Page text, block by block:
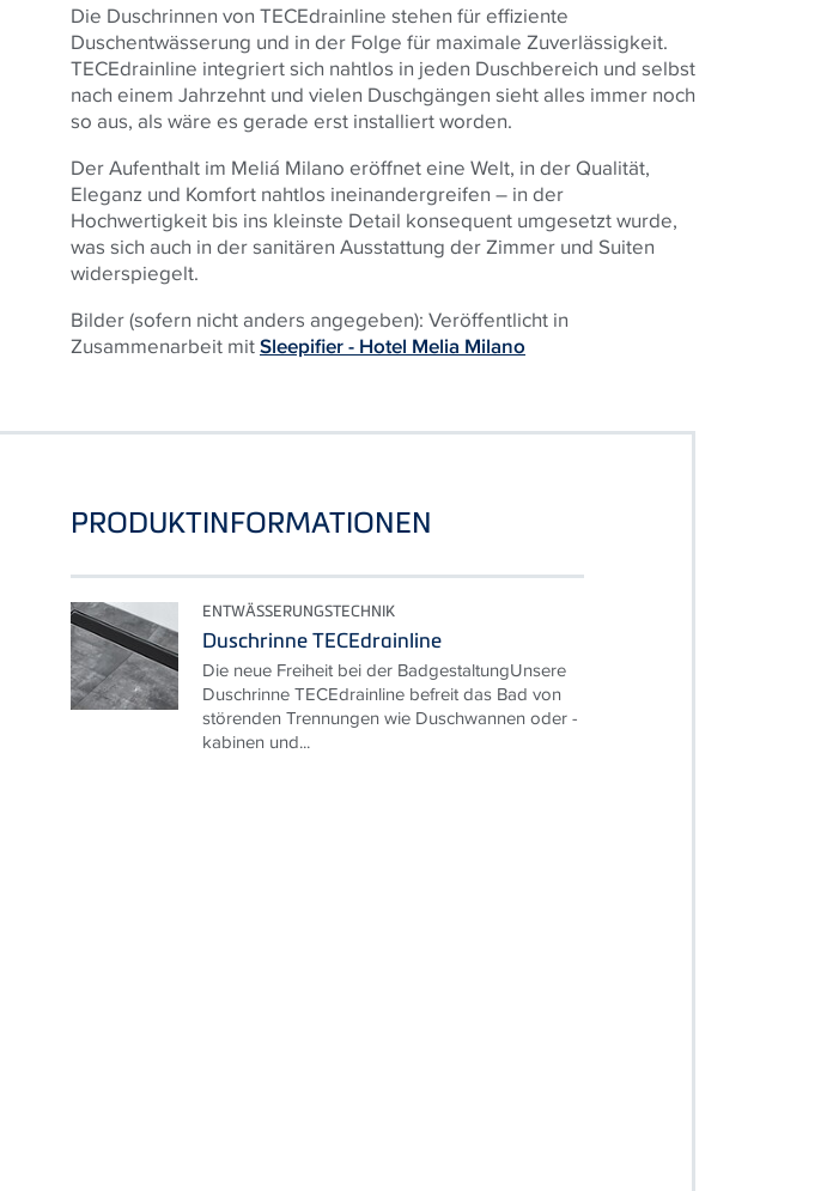
Die Duschrinnen von TECEdrainline stehen für effiziente
Duschentwässerung und in der Folge für maximale Zuverlässigkeit.
TECEdrainline integriert sich nahtlos in jeden Duschbereich und selbst
nach einem Jahrzehnt und vielen Duschgängen sieht alles immer noch
so aus, als wäre es gerade erst installiert worden.
Der Aufenthalt im Meliá Milano eröffnet eine Welt, in der Qualität,
Eleganz und Komfort nahtlos ineinandergreifen – in der
Hochwertigkeit bis ins kleinste Detail konsequent umgesetzt wurde,
was sich auch in der sanitären Ausstattung der Zimmer und Suiten
widerspiegelt.
Bilder (sofern nicht anders angegeben): Veröffentlicht in
Zusammenarbeit mitSleepifier - Hotel Melia Milano
PRODUKTINFORMATIONEN
ENTWÄSSERUNGSTECHNIK
Duschrinne TECEdrainline
Die neue Freiheit bei der BadgestaltungUnsere
Duschrinne TECEdrainline befreit das Bad von
störenden Trennungen wie Duschwannen oder -
kabinen und...